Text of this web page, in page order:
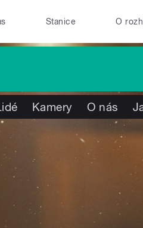
Stanice O
Kamery O nás